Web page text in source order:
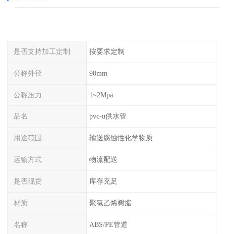
是否支持加工定制 按要求定制
公称外径 90mm
公称压力 1~2Mpa
品名 pvc-u供水管
用途范围 输送腐蚀性化学物质
运输方式 物流配送
是否现货 库存充足
材质 聚氯乙烯树脂
名称 ABS/PE管道